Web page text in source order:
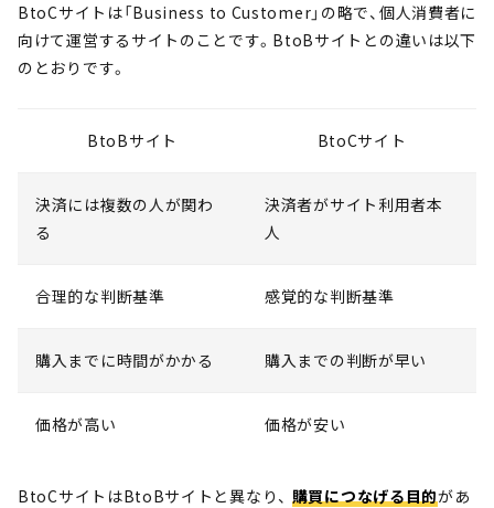
BtoCサイトは「Business to Customer」の略で、個人消費者に
向けて運営するサイトのことです。BtoBサイトとの違いは以下
のとおりです。
BtoBサイト BtoCサイト
決済には複数の人が関わ
る
決済者がサイト利用者本
人
合理的な判断基準 感覚的な判断基準
購入までに時間がかかる 購入までの判断が早い
価格が高い 価格が安い
BtoCサイトはBtoBサイトと異なり、 購買につなげる目的があ